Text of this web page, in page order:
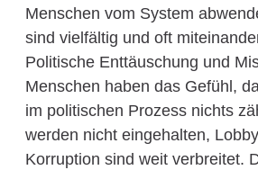
Menschen vom System
sind vielfältig und oft
Politische Enttäuschung und
Menschen haben das Gefühl,
im politischen Prozess nichts
werden nicht eingehalten,
Korruption sind weit verbreitet.